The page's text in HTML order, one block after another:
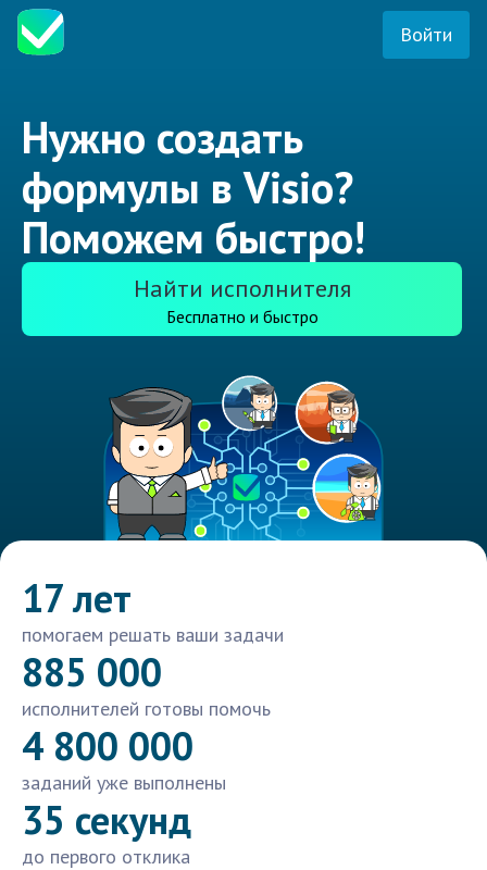
Войти
Нужно создать
формулы в Visio?
Поможем быстро!
Найти исполнителя
Бесплатно и быстро
17 лет
помогаем решать ваши задачи
885 000
исполнителей готовы помочь
4 800 000
заданий уже выполнены
35 секунд
до первого отклика